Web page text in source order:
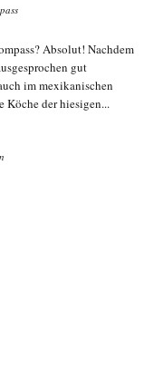
Absolut! Nachdem
gut
im mexikanischen
Köche der hiesigen...